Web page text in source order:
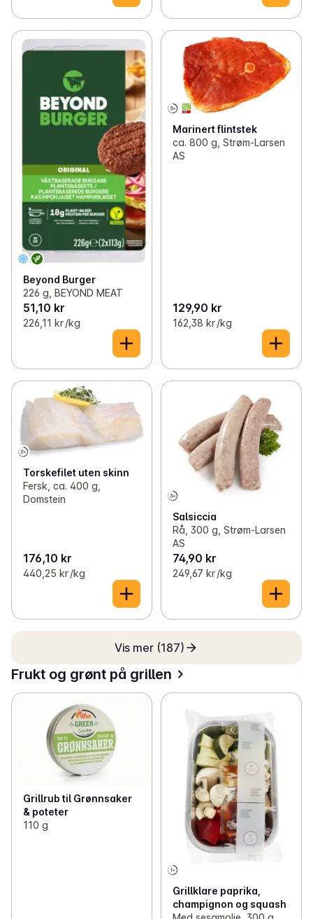
Beyond Burger
226 g, BEYOND MEAT
51,10 kr
226,11 kr /kg
Marinert flintstek
ca. 800 g, Strøm-Larsen
AS
129,90 kr
162,38 kr /kg
Torskefilet uten skinn
Fersk, ca. 400 g,
Domstein
176,10 kr
440,25 kr /kg
Salsiccia
Rå, 300 g, Strøm-Larsen
AS
74,90 kr
249,67 kr /kg
Vis mer (187)
Frukt og grønt på grillen
Grillrub til Grønnsaker
& poteter
110 g
Grillklare paprika,
champignon og squash